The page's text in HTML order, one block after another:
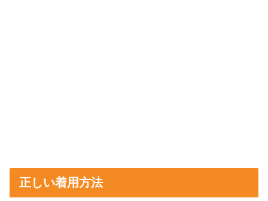
正しい着用方法